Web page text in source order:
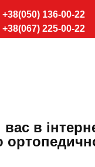
+38(050) 136-00-22
+38(067) 225-00-22
вас в